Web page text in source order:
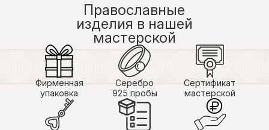
Православные
изделия в нашей
мастерской
Фирменная
упаковка
Серебро
925 пробы
Сертификат
мастерской